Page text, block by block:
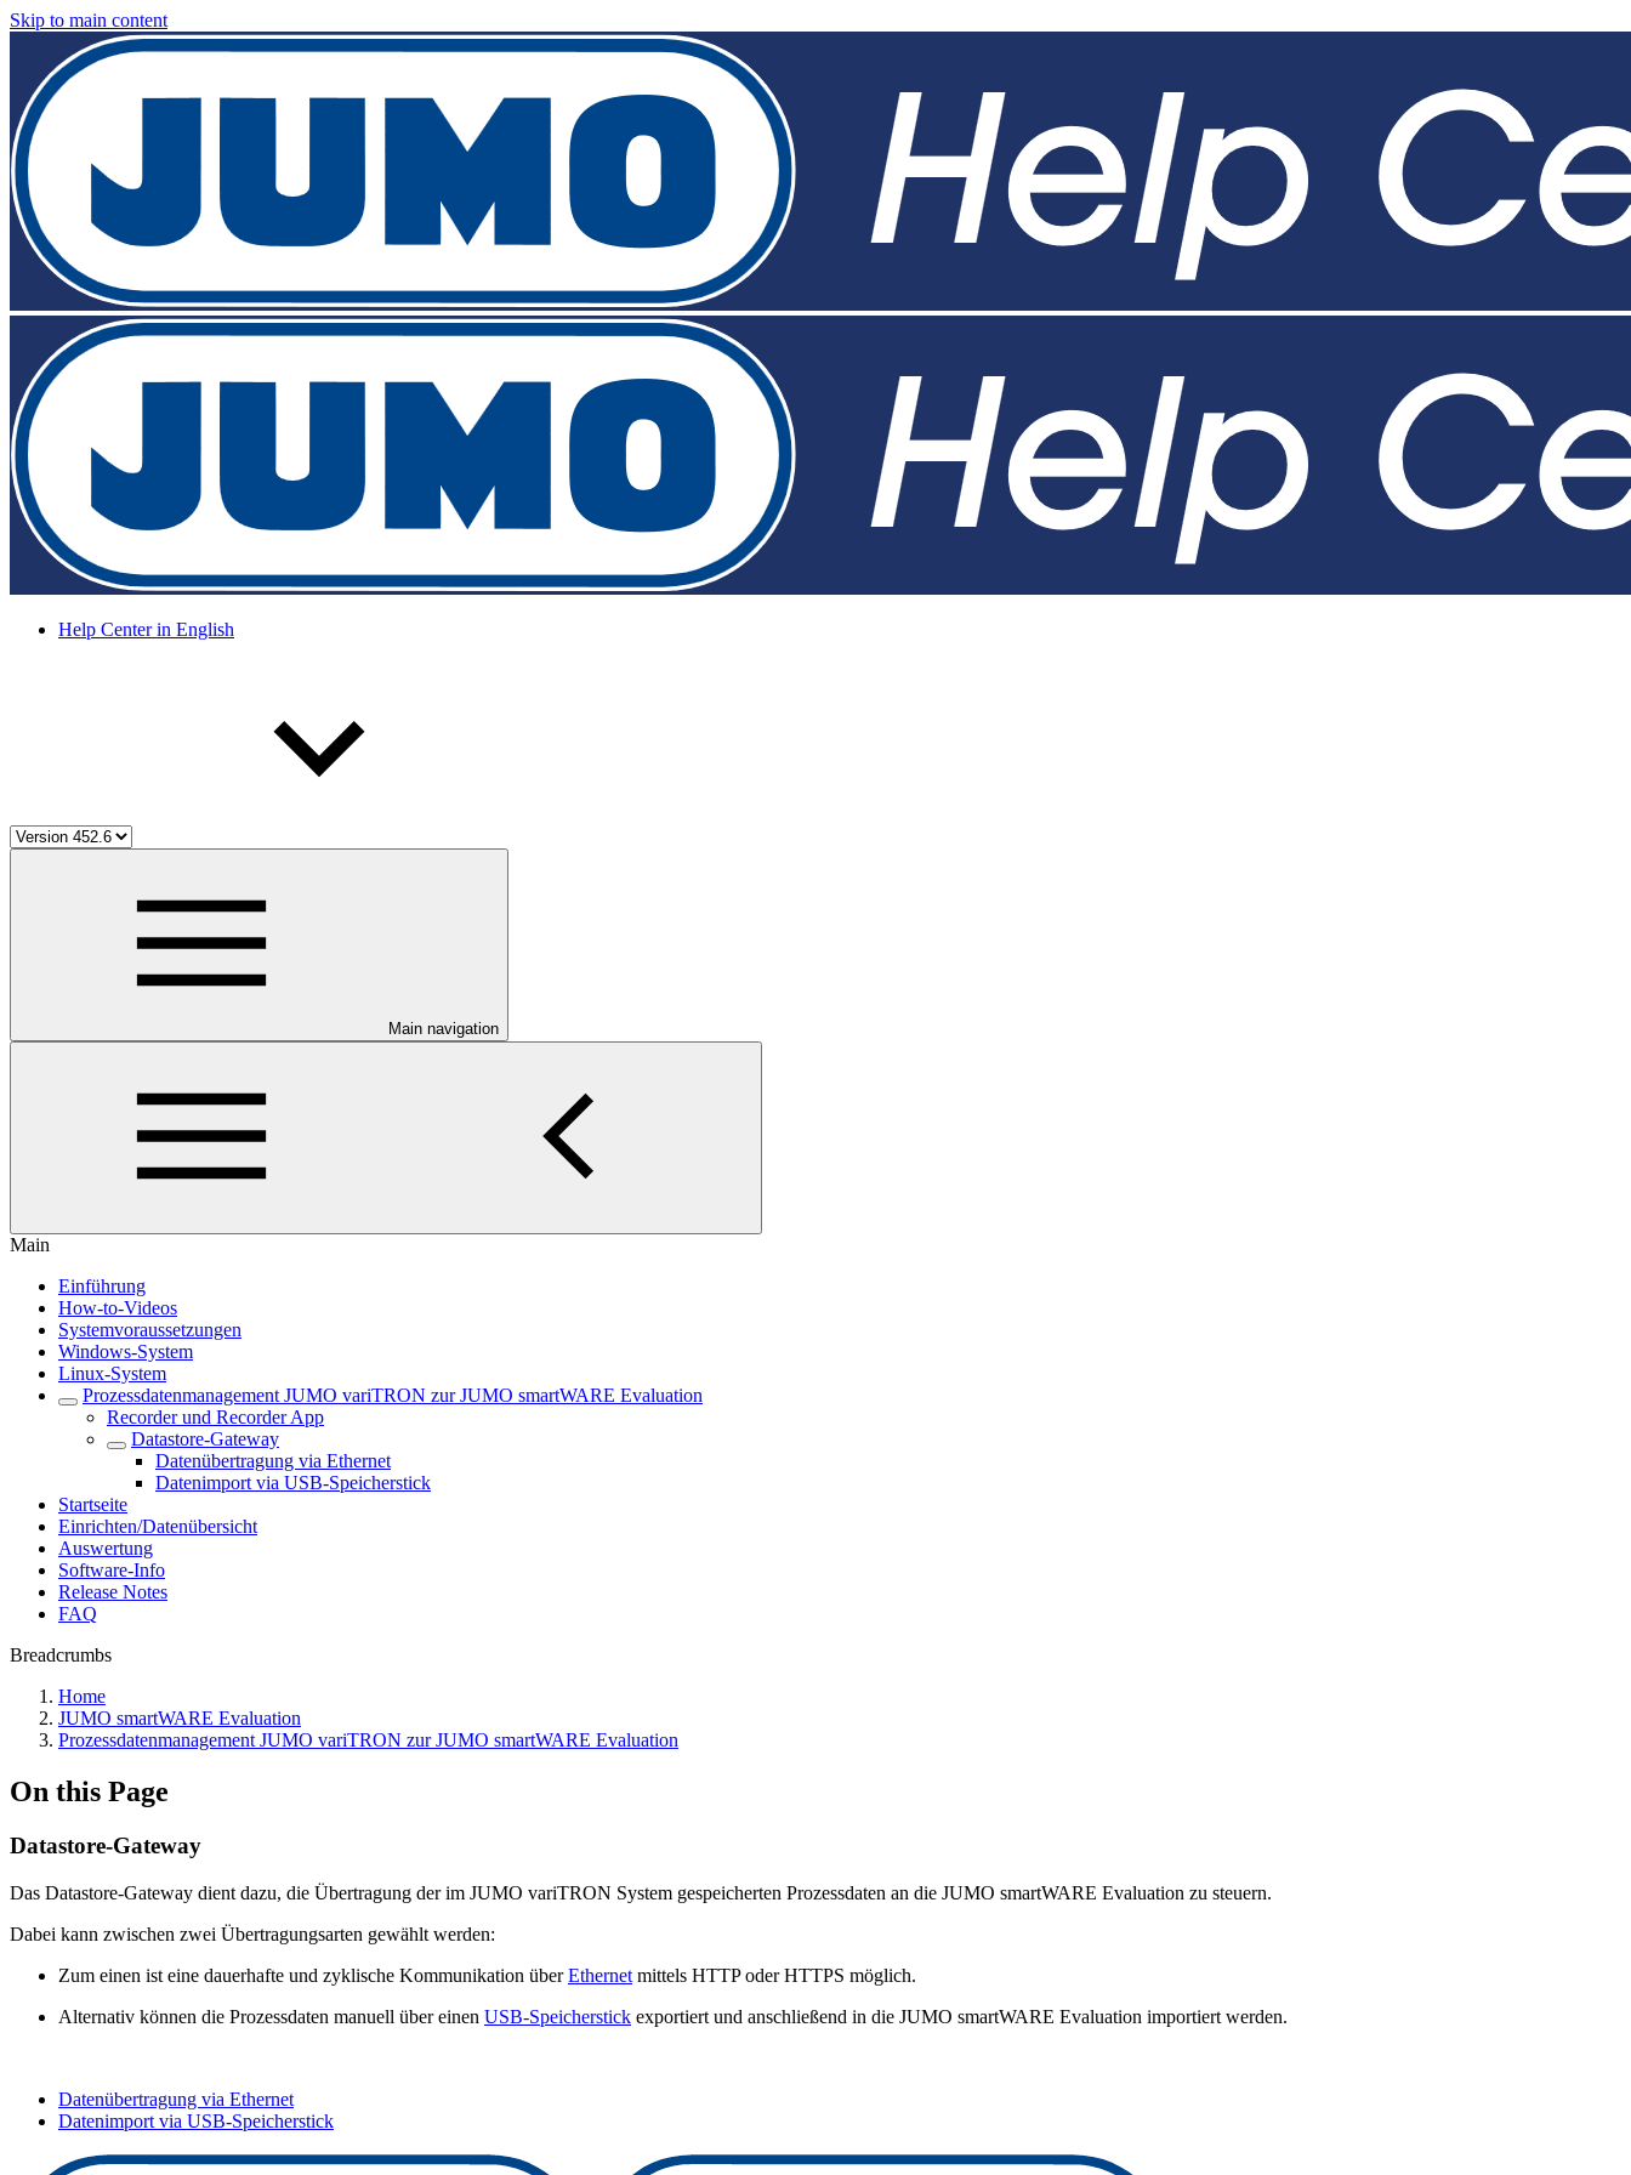
Skip to main content
Help Center in English
Main navigation
Main
Einführung
How-to-Videos
Systemvoraussetzungen
Windows-System
Linux-System
Prozessdatenmanagement JUMO variTRON zur JUMO smartWARE Evaluation
Recorder und Recorder App
Datastore-Gateway
Datenübertragung via Ethernet
Datenimport via USB-Speicherstick
Startseite
Einrichten/Datenübersicht
Auswertung
Software-Info
Release Notes
FAQ
Breadcrumbs
Home
JUMO smartWARE Evaluation
Prozessdatenmanagement JUMO variTRON zur JUMO smartWARE Evaluation
On this Page
Datastore-Gateway
Das Datastore-Gateway dient dazu, die Übertragung der im JUMO variTRON System gespeicherten Prozessdaten an die JUMO smartWARE Evaluation zu steuern.
Dabei kann zwischen zwei Übertragungsarten gewählt werden:
Zum einen ist eine dauerhafte und zyklische Kommunikation überEthernet mittels HTTP oder HTTPS möglich.
Alternativ können die Prozessdaten manuell über einen USB-Speicherstick exportiert und anschließend in die JUMO smartWARE Evaluation importiert werden.
Datenübertragung via Ethernet
Datenimport via USB-Speicherstick